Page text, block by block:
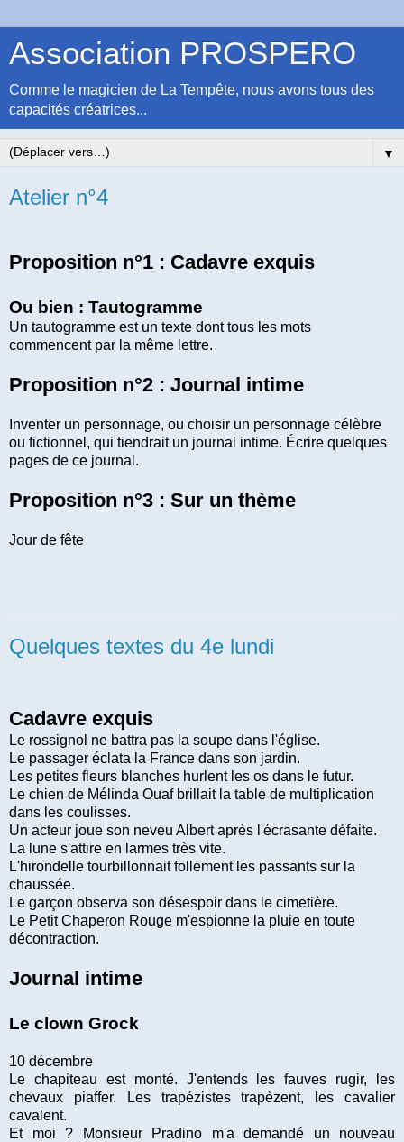
Association PROSPERO
Comme le magicien de La Tempête, nous avons tous des
capacités créatrices...
▼
Atelier n°4
Proposition n°1 : Cadavre exquis
Ou bien : Tautogramme
Un tautogramme est un texte dont tous les mots
commencent par la même lettre.
Proposition n°2 : Journal intime
Inventer un personnage, ou choisir un personnage célèbre
ou fictionnel, qui tiendrait un journal intime. Écrire quelques
pages de ce journal.
Proposition n°3 : Sur un thème
Jour de fête
Quelques textes du 4e lundi
Cadavre exquis
Le rossignol ne battra pas la soupe dans l'église.
Le passager éclata la France dans son jardin.
Les petites fleurs blanches hurlent les os dans le futur.
Le chien de Mélinda Ouaf brillait la table de multiplication
dans les coulisses.
Un acteur joue son neveu Albert après l'écrasante défaite.
La lune s'attire en larmes très vite.
L'hirondelle tourbillonnait follement les passants sur la
chaussée.
Le garçon observa son désespoir dans le cimetière.
Le Petit Chaperon Rouge m'espionne la pluie en toute
décontraction.
Journal intime
Le clown Grock
10 décembre
Le chapiteau est monté. J'entends les fauves rugir, les
chevaux piaffer. Les trapézistes trapèzent, les cavalier
cavalent.
Et moi ? Monsieur Pradino m'a demandé un nouveau